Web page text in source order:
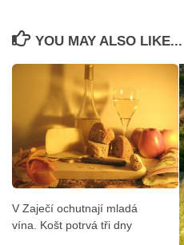
YOU MAY ALSO LIKE...
V Zaječí ochutnají mladá
vína. Košt potrvá tři dny